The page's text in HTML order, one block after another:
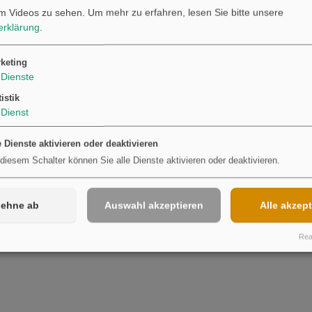
Möchten Sie von
Videos zu sehen.
Um mehr zu erfahren, lesen Sie bitte unsere
Dienste
Dienst
Dienste aktivieren oder deaktivieren
Schalter können Sie alle Dienste aktivieren oder deaktivieren.
ab Auswahl akzeptieren Alle